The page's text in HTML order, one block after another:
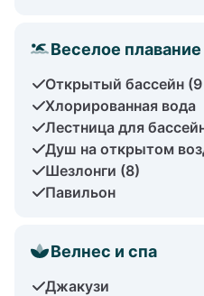
Веселое плавание
Открытый бассейн
Хлорированная вода
Лестница для
Душ на открытом
Шезлонги (8)
Павильон
Велнес и спа
Джакузи